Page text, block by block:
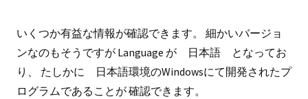
いくつか有益な情報が確認できます。 細かいバージョ
ンなのもそうですが Language が 日本語 となってお
り、 たしかに 日本語環境のWindowsにて開発されたプ
ログラムであることが 確認できます。